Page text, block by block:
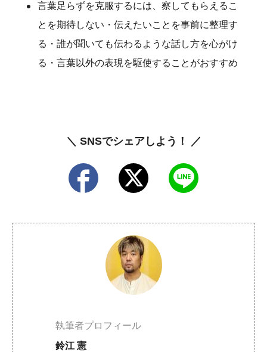
言葉足らずを克服するには、察してもらえるこ
とを期待しない・伝えたいことを事前に整理す
る・誰が聞いても伝わるような話し方を心がけ
る・言葉以外の表現を駆使することがおすすめ
＼ SNSでシェアしよう！ ／
執筆者プロフィール
鈴江 憲